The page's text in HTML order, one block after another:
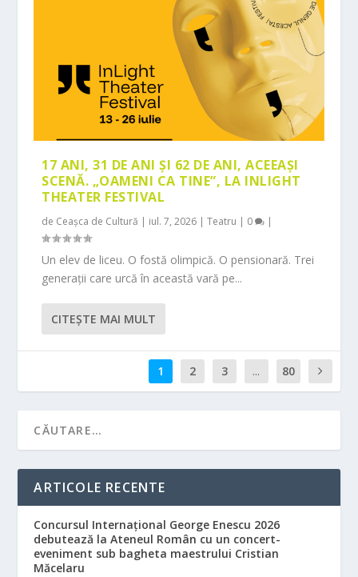
17 ANI, 31 DE ANI ȘI 62 DE ANI, ACEEAȘI
SCENĂ. „OAMENI CA TINE”, LA INLIGHT
THEATER FESTIVAL
de Ceașca de Cultură | iul. 7, 2026 |Teatru | 0 |
Un elev de liceu. O fostă olimpică. O pensionară. Trei
generații care urcă în această vară pe...
CITEŞTE MAI MULT
1 2 3 ... 80
ARTICOLE RECENTE
Concursul Internațional George Enescu 2026
debutează la Ateneul Român cu un concert-
eveniment sub bagheta maestrului Cristian
Măcelaru